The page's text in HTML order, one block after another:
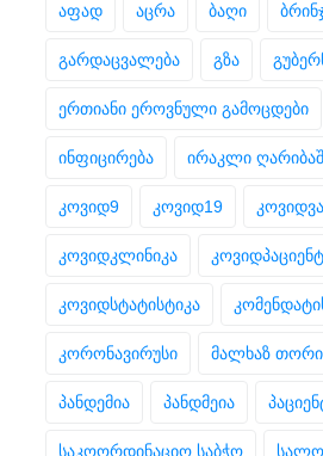
აფად აცრა ბაღი
გარდაცვალება გზა
ერთიანი ეროვნული გამოცდები
ინფიცირება ირაკლი
კოვიდ9 კოვიდ19
კოვიდკლინიკა
კოვიდსტატისტიკა
კორონავირუსი მალხაზ
პანდემია პანდმეია
საკოორდინაციო საბჭო